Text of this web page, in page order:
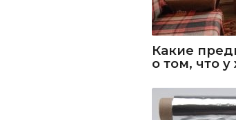
Какие
о том, что